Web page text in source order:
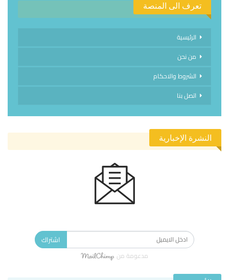
تعرف الى المنصة
الرئيسية
من نحن
الشروط والاحكام
اتصل بنا
النشرة الإخبارية
اشتراك
مدعومة من